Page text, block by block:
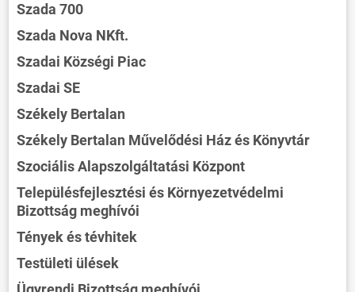
Szada 700
Szada Nova NKft.
Szadai Községi Piac
Szadai SE
Székely Bertalan
Székely Bertalan Művelődési Ház és Könyvtár
Szociális Alapszolgáltatási Központ
Településfejlesztési és Környezetvédelmi
Bizottság meghívói
Tények és tévhitek
Testületi ülések